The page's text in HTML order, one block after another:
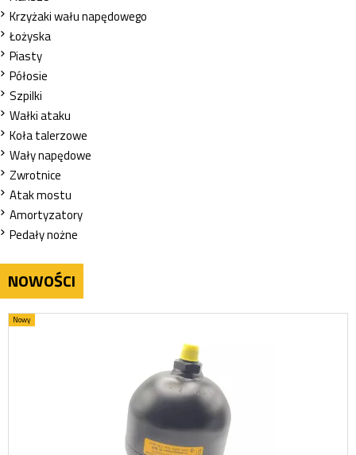
Krzyżaki wału napędowego
Łożyska
Piasty
Półosie
Szpilki
Wałki ataku
Koła talerzowe
Wały napędowe
Zwrotnice
Atak mostu
Amortyzatory
Pedały nożne
NOWOŚCI
Nowy